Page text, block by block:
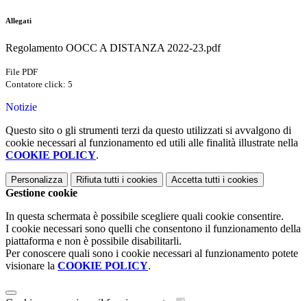
Allegati
Regolamento OOCC A DISTANZA 2022-23.pdf
File PDF
Contatore click: 5
Notizie
Questo sito o gli strumenti terzi da questo utilizzati si avvalgono di
cookie necessari al funzionamento ed utili alle finalità illustrate nella
COOKIE POLICY.
Personalizza Rifiuta tutti i cookies Accetta tutti i cookies
Gestione cookie
In questa schermata è possibile scegliere quali cookie consentire.
I cookie necessari sono quelli che consentono il funzionamento della
piattaforma e non è possibile disabilitarli.
Per conoscere quali sono i cookie necessari al funzionamento potete
visionare la COOKIE POLICY.